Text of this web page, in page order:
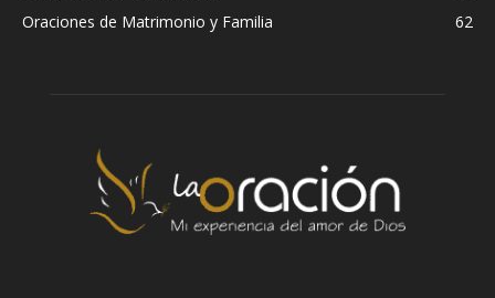
Oraciones de Matrimonio y Familia
62